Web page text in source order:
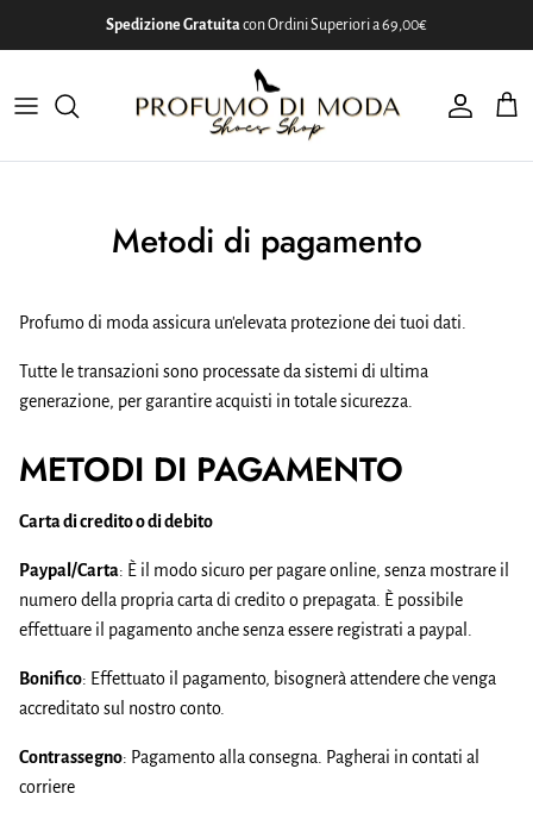
Spedizione Gratuitacon Ordini Superiori a 69,00€
Account
Metodi di pagamento
Profumo di moda assicura un'elevata protezione dei tuoi dati.
Tutte le transazioni sono processate da sistemi di ultima
generazione, per garantire acquisti in totale sicurezza.
METODI DI PAGAMENTO
Carta di credito o di debito
Paypal/Carta: È il modo sicuro per pagare online, senza mostrare il
numero della propria carta di credito o prepagata. È possibile
effettuare il pagamento anche senza essere registrati a paypal.
Bonifico: Effettuato il pagamento, bisognerà attendere che venga
accreditato sul nostro conto.
Contrassegno: Pagamento alla consegna. Pagherai in contati al
corriere